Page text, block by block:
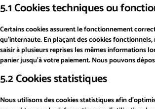
5.1 Cookies techniques ou
Certains cookies assurent le fonctionnement
qu’internaute. En plaçant des cookies
saisir à plusieurs reprises les mêmes informations
panier jusqu’à votre paiement. Nous pouvons
5.2 Cookies statistiques
Nous utilisons des cookies statistiques afin